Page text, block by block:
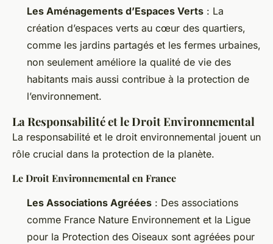
Les Aménagements d’Espaces Verts : La
création d’espaces verts au cœur des quartiers,
comme les jardins partagés et les fermes urbaines,
non seulement améliore la qualité de vie des
habitants mais aussi contribue à la protection de
l’environnement.
La Responsabilité et le Droit Environnemental
La responsabilité et le droit environnemental jouent un
rôle crucial dans la protection de la planète.
Le Droit Environnemental en France
Les Associations Agréées : Des associations
comme France Nature Environnement et la Ligue
pour la Protection des Oiseaux sont agréées pour